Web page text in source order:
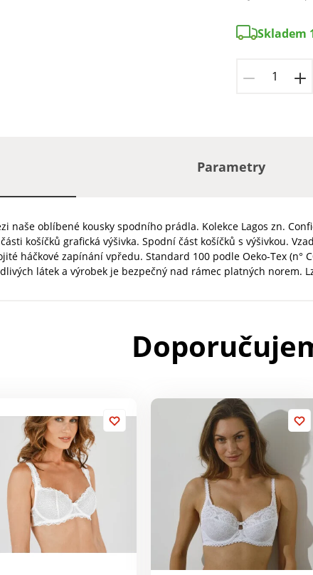
Skladem
Parametry
naše oblíbené kousky spodního prádla. Kolekce Lagos zn.
košíčků grafická výšivka. Spodní část košíčků s výšivkou.
háčkové zapínání vpředu. Standard 100 podle Oeko-Tex (n°
látek a výrobek je bezpečný nad rámec platných norem.